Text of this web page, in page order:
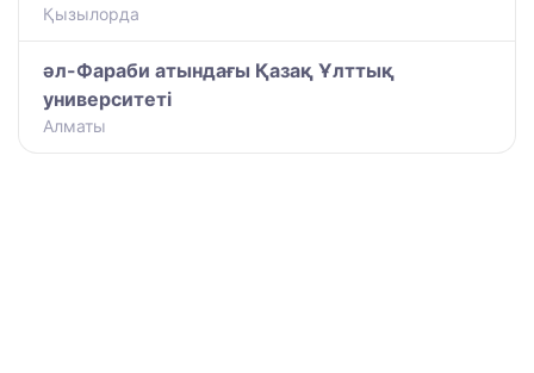
Қызылорда
әл-Фараби атындағы Қазақ Ұлттық
университеті
Алматы